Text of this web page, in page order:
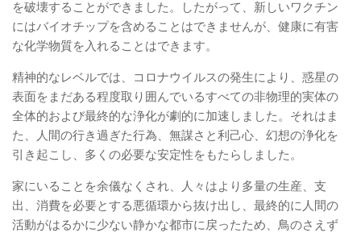
を破壊することができました。したがって、新しいワクチン
にはバイオチップを含めることはできませんが、健康に有害
な化学物質を入れることはできます。
精神的なレベルでは、コロナウイルスの発生により、惑星の
表面をまだある程度取り囲んでいるすべての非物理的実体の
全体的および最終的な浄化が劇的に加速しました。それはま
た、人間の行き過ぎた行為、無謀さと利己心、幻想の浄化を
引き起こし、多くの必要な安定性をもたらしました。
家にいることを余儀なくされ、人々はより多量の生産、支
出、消費を必要とする悪循環から抜け出し、最終的に人間の
活動がはるかに少ない静かな都市に戻ったため、鳥のさえず